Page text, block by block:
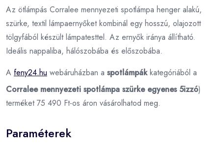
Az ötlámpás Corralee mennyezeti spotlámpa henger alakú,
szürke, textil lámpaernyőket kombinál egy hosszú, olajozott
tölgyfából készült lámpatesttel. Az ernyők iránya állítható.
Ideális nappaliba, hálószobába és előszobába.
A feny24.hu webáruházban a spotlámpákkategóriából a
Corralee mennyezeti spotlámpa szürke egyenes 5izzó)
terméket 75 490 Ft-os áron vásárolhatod meg.
Paraméterek